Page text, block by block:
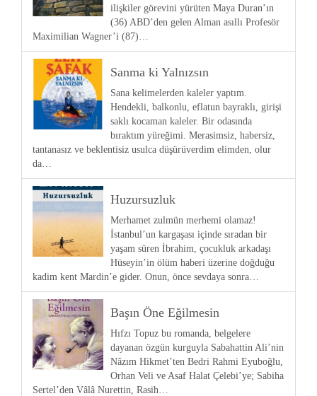
ilişkiler görevini yürüten Maya Duran’ın
(36) ABD’den gelen Alman asıllı Profesör
Maximilian Wagner’i (87)…
Sanma ki Yalnızsın
Sana kelimelerden kaleler yaptım.
Hendekli, balkonlu, eflatun bayraklı, girişi
saklı kocaman kaleler. Bir odasında
bıraktım yüreğimi. Merasimsiz, habersiz,
tantanasız ve beklentisiz usulca düşürüverdim elimden, olur
da…
Huzursuzluk
Merhamet zulmün merhemi olamaz!
İstanbul’un kargaşası içinde sıradan bir
yaşam süren İbrahim, çocukluk arkadaşı
Hüseyin’in ölüm haberi üzerine doğduğu
kadim kent Mardin’e gider. Onun, önce sevdaya sonra…
Başın Öne Eğilmesin
Hıfzı Topuz bu romanda, belgelere
dayanan özgün kurguyla Sabahattin Ali’nin
Nâzım Hikmet’ten Bedri Rahmi Eyuboğlu,
Orhan Veli ve Asaf Halat Çelebi’ye; Sabiha
Sertel’den Vâlâ Nurettin, Rasih…